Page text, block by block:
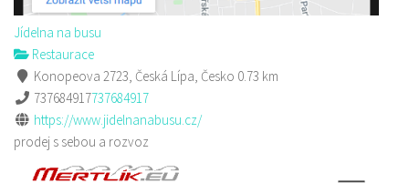
Jídelna na busu
Restaurace
Konopeova 2723, Česká Lípa, Česko 0.73 km
737684917737684917
https://www.jidelnanabusu.cz/
prodej s sebou a rozvoz